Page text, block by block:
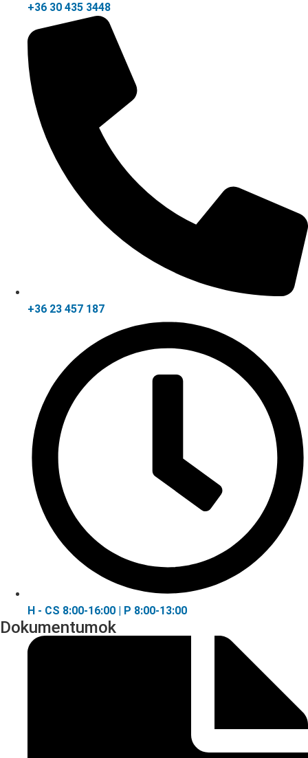
+36 30 435 3448
+36 23 457 187
H - CS 8:00-16:00 | P 8:00-13:00
Dokumentumok